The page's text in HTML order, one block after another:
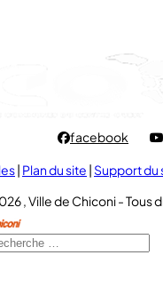
facebook
| Plan du site | Support du
, Ville de Chiconi - Tous